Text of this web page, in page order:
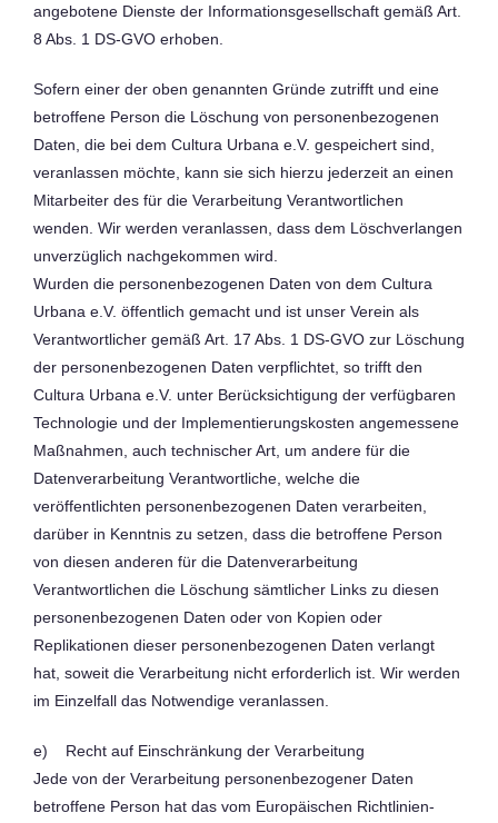
angebotene Dienste der Informationsgesellschaft gemäß Art.
8 Abs. 1 DS-GVO erhoben.
Sofern einer der oben genannten Gründe zutrifft und eine
betroffene Person die Löschung von personenbezogenen
Daten, die bei dem Cultura Urbana e.V. gespeichert sind,
veranlassen möchte, kann sie sich hierzu jederzeit an einen
Mitarbeiter des für die Verarbeitung Verantwortlichen
wenden. Wir werden veranlassen, dass dem Löschverlangen
unverzüglich nachgekommen wird.
Wurden die personenbezogenen Daten von dem Cultura
Urbana e.V. öffentlich gemacht und ist unser Verein als
Verantwortlicher gemäß Art. 17 Abs. 1 DS-GVO zur Löschung
der personenbezogenen Daten verpflichtet, so trifft den
Cultura Urbana e.V. unter Berücksichtigung der verfügbaren
Technologie und der Implementierungskosten angemessene
Maßnahmen, auch technischer Art, um andere für die
Datenverarbeitung Verantwortliche, welche die
veröffentlichten personenbezogenen Daten verarbeiten,
darüber in Kenntnis zu setzen, dass die betroffene Person
von diesen anderen für die Datenverarbeitung
Verantwortlichen die Löschung sämtlicher Links zu diesen
personenbezogenen Daten oder von Kopien oder
Replikationen dieser personenbezogenen Daten verlangt
hat, soweit die Verarbeitung nicht erforderlich ist. Wir werden
im Einzelfall das Notwendige veranlassen.
e) Recht auf Einschränkung der Verarbeitung
Jede von der Verarbeitung personenbezogener Daten
betroffene Person hat das vom Europäischen Richtlinien-